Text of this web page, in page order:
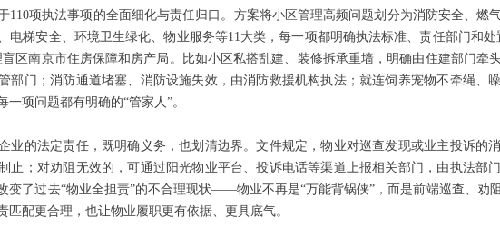
110项执法事项的全面细化与责任归口。方案将小区管理高频问题划分为消防安全、燃
电梯安全、环境卫生绿化、物业服务等11大类，每一项都明确执法标准、责任部门和
区南京市住房保障和房产局。比如小区私搭乱建、装修拆承重墙，明确由住建部门牵
部门；消防通道堵塞、消防设施失效，由消防救援机构执法；就连饲养宠物不牵绳、
项问题都有明确的“管家人”。
业的法定责任，既明确义务，也划清边界。文件规定，物业对巡查发现或业主投诉的
止；对劝阻无效的，可通过阳光物业平台、投诉电话等渠道上报相关部门，由执法部
变了过去“物业全担责”的不合理现状——物业不再是“万能背锅侠”，而是前端巡查、劝
匹配更合理，也让物业履职更有依据、更具底气。